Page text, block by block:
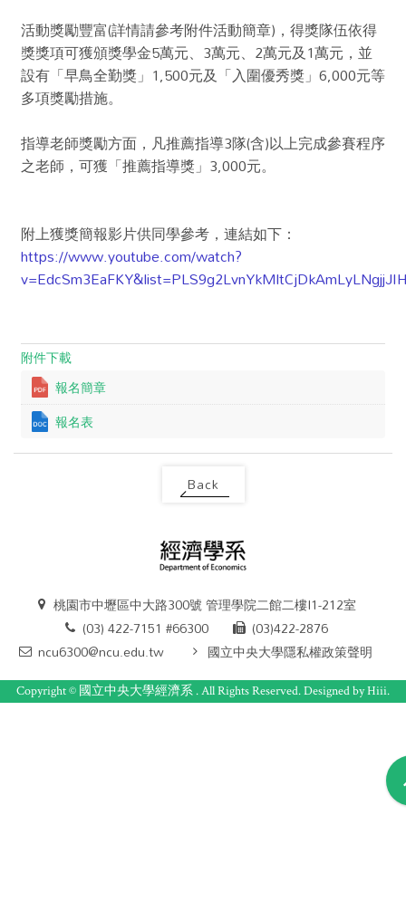
活動獎勵豐富(詳情請參考附件活動簡章)，得獎隊伍依得
獎獎項可獲頒獎學金5萬元、3萬元、2萬元及1萬元，並
設有「早鳥全勤獎」1,500元及「入圍優秀獎」6,000元等
多項獎勵措施。
指導老師獎勵方面，凡推薦指導3隊(含)以上完成參賽程序
之老師，可獲「推薦指導獎」3,000元。
附上獲獎簡報影片供同學參考，連結如下：
https://www.youtube.com/watch?
附件下載
報名簡章
報名表
Back
桃園市中壢區中大路300號 管理學院二館二樓I1-212室
(03) 422-7151 #66300
(03)422-2876
ncu6300@ncu.edu.tw
國立中央大學隱私權政策聲明
Copyright © 國立中央大學經濟系 . All Rights Reserved. Designed byHiii.